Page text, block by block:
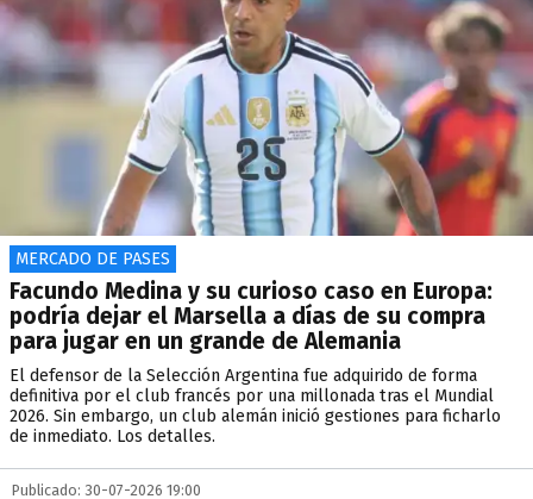
MERCADO DE PASES
Facundo Medina y su curioso caso en Europa:
podría dejar el Marsella a días de su compra
para jugar en un grande de Alemania
El defensor de la Selección Argentina fue adquirido de forma
definitiva por el club francés por una millonada tras el Mundial
2026. Sin embargo, un club alemán inició gestiones para ficharlo
de inmediato. Los detalles.
Publicado: 30-07-2026 19:00